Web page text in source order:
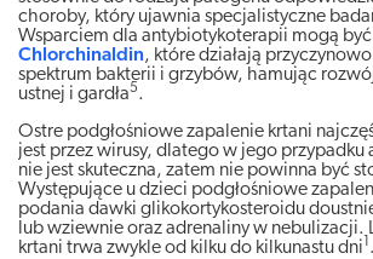
choroby, który ujawnia specjalistyczne
Wsparciem dla antybiotykoterapii mogą
Chlorchinaldin, które działają
spektrum bakterii i grzybów, hamując
ustnej i gardła5.
Ostre podgłośniowe zapalenie krtani
jest przez wirusy, dlatego w jego
nie jest skuteczna, zatem nie powinna być
Występujące u dzieci podgłośniowe
podania dawki glikokortykosteroidu
lub wziewnie oraz adrenaliny w nebulizacji.
krtani trwa zwykle od kilku do kilkunastu dni .